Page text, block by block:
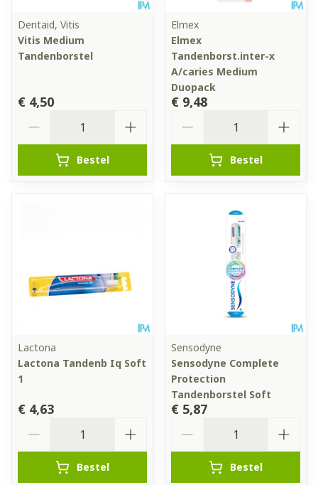
Dentaid, Vitis
Vitis Medium
Tandenborstel
€ 4,50
Bestel
Elmex
Elmex
Tandenborst.inter-x
A/caries Medium
Duopack
€ 9,48
Bestel
Lactona
Lactona Tandenb Iq Soft
1
€ 4,63
Bestel
Sensodyne
Sensodyne Complete
Protection
Tandenborstel Soft
€ 5,87
Bestel